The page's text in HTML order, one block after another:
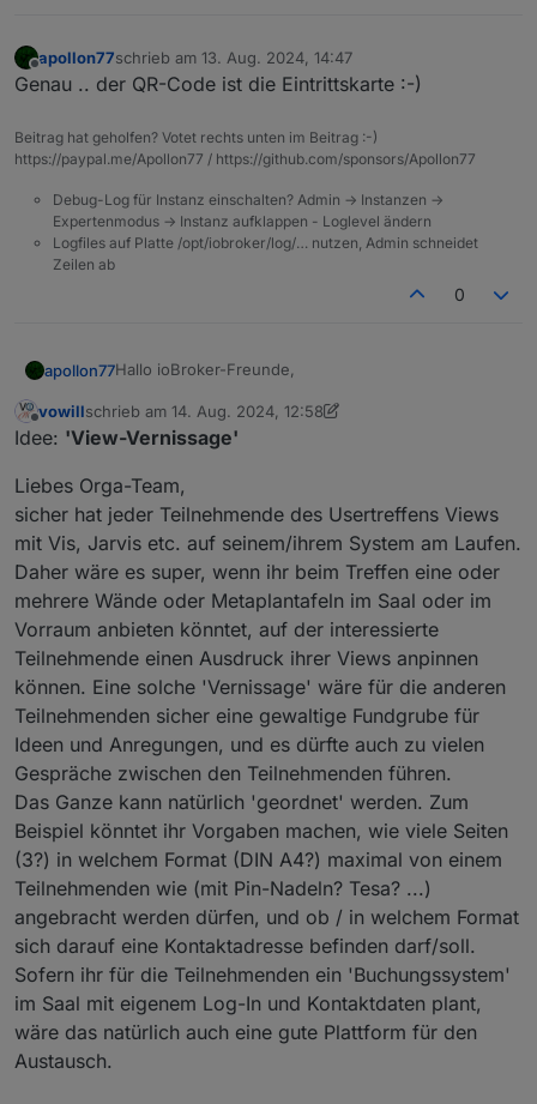
apollon77schrieb am 13. Aug. 2024, 14:47
zuletzt editiert von
Genau .. der QR-Code ist die Eintrittskarte :-)
Beitrag hat geholfen? Votet rechts unten im Beitrag :-)
https://paypal.me/Apollon77 / https://github.com/sponsors/Apollon77
Debug-Log für Instanz einschalten? Admin -> Instanzen ->
Expertenmodus -> Instanz aufklappen - Loglevel ändern
Logfiles auf Platte /opt/iobroker/log/… nutzen, Admin schneidet
Zeilen ab
0
apollon77Hallo ioBroker-Freunde,
dieses Jahr wird ioBroker 10 Jahre alt und das
wollen wir mit Euch feiern!
Am 9.11.2024 veranstalten wir aus diesem Anlass ein
Community Treffen in der Gläsernen Werkstatt in
Solingen.
Die Karten sind aktuell ausverkauft. Falls ein
Kartenbesitzer doch nicht kann, haben wir
https://forum.iobroker.net/post/1201950
geschaffen um hier Kontakte zu vermitteln falls
noch jemand eine Karte sucht.
Die Agenda steht jetzt auch fest und ist unter
https://usertreffen.iobroker.in/#agenda
veröffentlicht. Danke an alle Vortragenden!
Wir freuen uns gemeinsam mit Euch und unserem
Hauptsponsor Shelly und unserem Partner solingen-
digital auf einen Tag mit spannenden Vorträgen und
viel persönlichem Austausch! Auch für das leibliche
Wohl ist gesorgt.
dafür gibt es unter https://usertreffen.iobroker.in
Der offizielle Kartenvorverkauf läuft Seite heute
12:00 und einen ersten Themenüberblick zu den
bisher geplanten Vorträgen haben wir unter
https://usertreffen.iobroker.in/#agenda
bereitgestellt.
Wir suchen auch immer noch Vorträge! Wer einen
Vortrag halten möchte meldet sich bitte mit dem
Thema über die Webseite an oder sendet uns eine
E-Mail an solingen@iobroker.com.
Bei Fragen, die die FAQ nicht beantwortet oder zur
Diskussion bitte diesen Thread nutzen.
Wir freuen uns auf Euch!
Euer ioBroker Team
Offline
vowillschrieb am 14. Aug. 2024, 12:58
zuletzt editiert von vowill
Idee: 'View-Vernissage'
Liebes Orga-Team,
sicher hat jeder Teilnehmende des Usertreffens Views
mit Vis, Jarvis etc. auf seinem/ihrem System am Laufen.
Daher wäre es super, wenn ihr beim Treffen eine oder
mehrere Wände oder Metaplantafeln im Saal oder im
Vorraum anbieten könntet, auf der interessierte
Teilnehmende einen Ausdruck ihrer Views anpinnen
können. Eine solche 'Vernissage' wäre für die anderen
Teilnehmenden sicher eine gewaltige Fundgrube für
Ideen und Anregungen, und es dürfte auch zu vielen
Gespräche zwischen den Teilnehmenden führen.
Das Ganze kann natürlich 'geordnet' werden. Zum
Beispiel könntet ihr Vorgaben machen, wie viele Seiten
(3?) in welchem Format (DIN A4?) maximal von einem
Teilnehmenden wie (mit Pin-Nadeln? Tesa? ...)
angebracht werden dürfen, und ob / in welchem Format
sich darauf eine Kontaktadresse befinden darf/soll.
Sofern ihr für die Teilnehmenden ein 'Buchungssystem'
im Saal mit eigenem Log-In und Kontaktdaten plant,
wäre das natürlich auch eine gute Plattform für den
Austausch.